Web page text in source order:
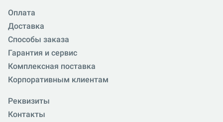
Оплата
Доставка
Способы заказа
Гарантия и сервис
Комплексная поставка
Корпоративным клиентам
Реквизиты
Контакты